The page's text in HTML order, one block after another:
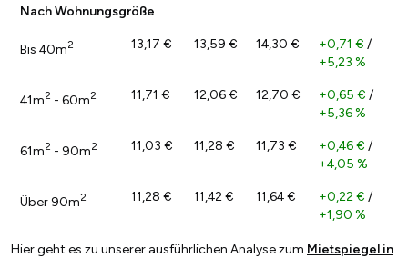
Nach Wohnungsgröße
Bis 40m2 13,17 € 13,59 € 14,30 € +0,71 € /
+5,23 %
41m2 - 60m2 11,71 € 12,06 € 12,70 € +0,65 € /
+5,36 %
61m2 - 90m2 11,03 € 11,28 € 11,73 € +0,46 € /
+4,05 %
Über 90m2 11,28 € 11,42 € 11,64 € +0,22 € /
+1,90 %
Hier geht es zu unserer ausführlichen Analyse zum Mietspiegel in